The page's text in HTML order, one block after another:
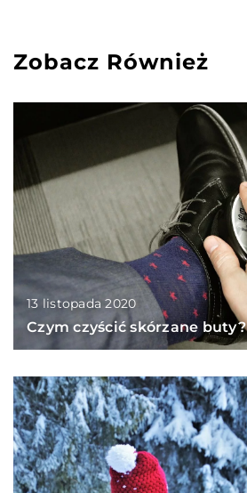
Zobacz Również
13 listopada 2020
Czym czyścić skórzane buty?